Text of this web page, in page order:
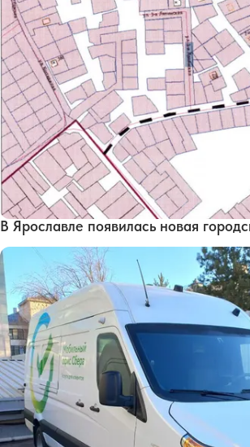
В Ярославле появилась новая